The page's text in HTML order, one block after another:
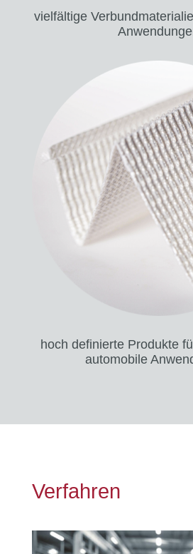
vielfältige
hoch definierte Produkte
automobile
Verfahren